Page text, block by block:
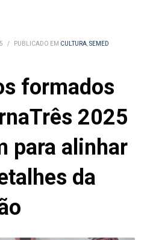
/ PUBLICADO EM CULTURA,SEMED
formados
2025
para alinhar
da